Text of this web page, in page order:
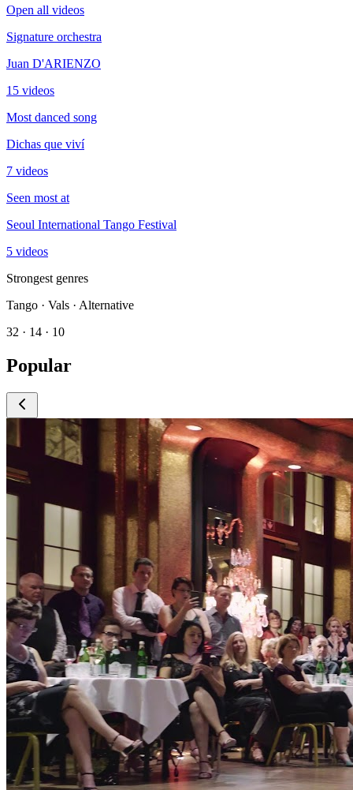
Open all videos
Signature orchestra
Juan D'ARIENZO
15 videos
Most danced song
Dichas que viví
7 videos
Seen most at
Seoul International Tango Festival
5 videos
Strongest genres
Tango · Vals · Alternative
32 · 14 · 10
Popular